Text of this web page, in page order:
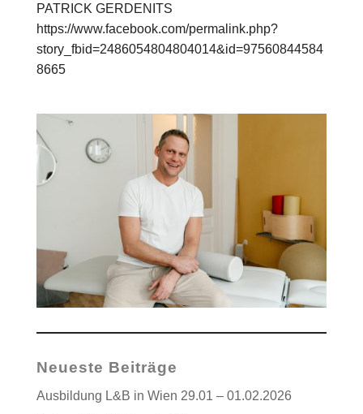
PATRICK GERDENITS
https://www.facebook.com/permalink.php?
story_fbid=2486054804804014&id=97560844584
8665
Neueste Beiträge
Ausbildung L&B in Wien 29.01 – 01.02.2026